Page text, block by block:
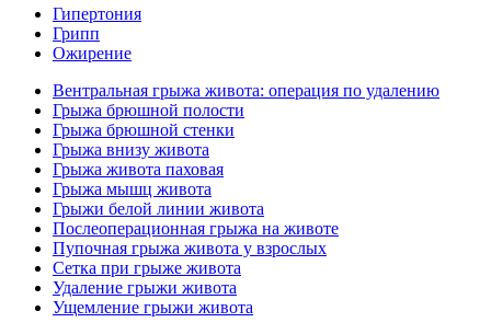
Гипертония
Грипп
Ожирение
Вентральная грыжа живота: операция по удалению
Грыжа брюшной полости
Грыжа брюшной стенки
Грыжа внизу живота
Грыжа живота паховая
Грыжа мышц живота
Грыжи белой линии живота
Послеоперационная грыжа на животе
Пупочная грыжа живота у взрослых
Сетка при грыже живота
Удаление грыжи живота
Ущемление грыжи живота